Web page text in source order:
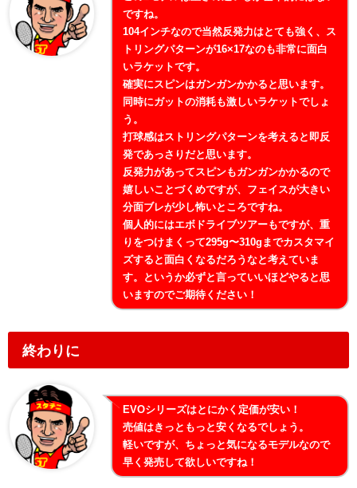
ですね。
104インチなので当然反発力はとても強く、ス
トリングパターンが16×17なのも非常に面白
いラケットです。
確実にスピンはガンガンかかると思います。
同時にガットの消耗も激しいラケットでしょ
う。
打球感はストリングパターンを考えると即反
発であっさりだと思います。
反発力があってスピンもガンガンかかるので
嬉しいことづくめですが、フェイスが大きい
分面ブレが少し怖いところですね。
個人的にはエボドライブツアーもですが、重
りをつけまくって295g〜310gまでカスタマイ
ズすると面白くなるだろうなと考えていま
す。というか必ずと言っていいほどやると思
いますのでご期待ください！
終わりに
EVOシリーズはとにかく定価が安い！
売値はきっともっと安くなるでしょう。
軽いですが、ちょっと気になるモデルなので
早く発売して欲しいですね！